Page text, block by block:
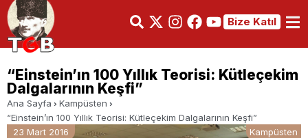
Bize Katıl
“Einstein’ın 100 Yıllık Teorisi: Kütleçekim
Dalgalarının Keşfi”
Ana Sayfa
Kampüsten
“Einstein’ın 100 Yıllık Teorisi: Kütleçekim Dalgalarının Keşfi”
23 Mart 2016
Kampüsten